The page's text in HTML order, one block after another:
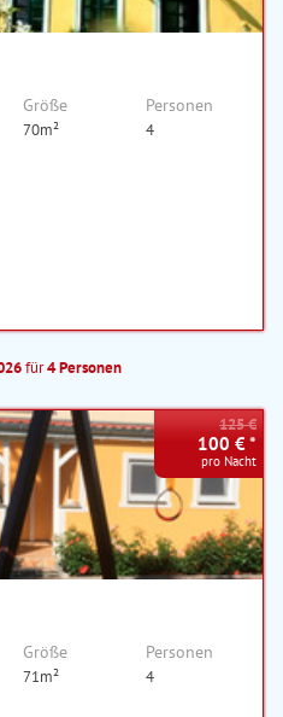
Größe
70m²
Personen
4
für4 Personen
Größe
71m²
Personen
4
125 €
100 € *
pro Nacht